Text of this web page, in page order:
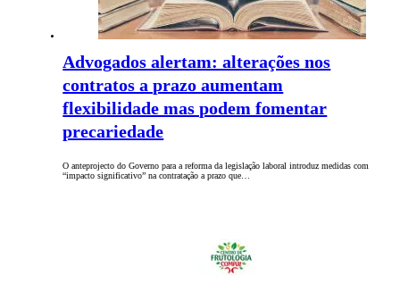
Advogados alertam: alterações nos
contratos a prazo aumentam
flexibilidade mas podem fomentar
precariedade
O anteprojecto do Governo para a reforma da legislação laboral introduz medidas com
“impacto significativo” na contratação a prazo que…